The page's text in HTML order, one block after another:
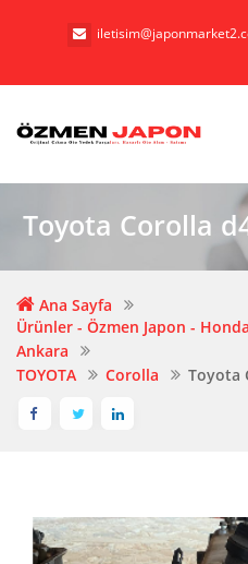
Toyota Corolla
Ana Sayfa
Ürünler - Özmen Japon -
Ankara
TOYOTA
Corolla Toyota